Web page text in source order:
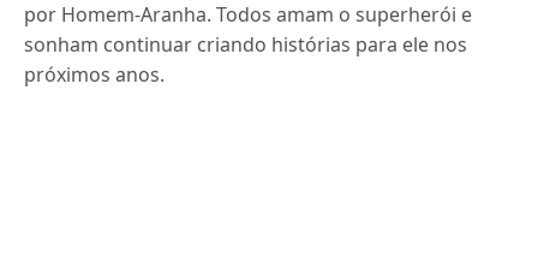
por Homem-Aranha. Todos amam o superherói e
sonham continuar criando histórias para ele nos
próximos anos.